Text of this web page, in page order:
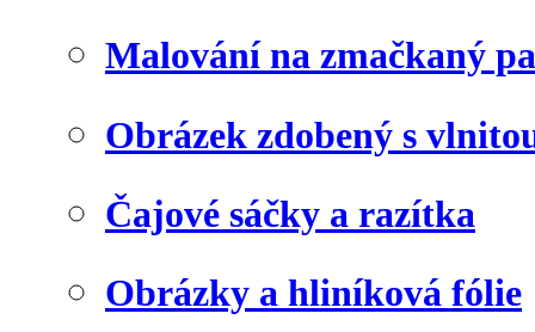
Malování na zmačkaný
Obrázek zdobený s
Čajové sáčky a razítka
Obrázky a hliníková fólie